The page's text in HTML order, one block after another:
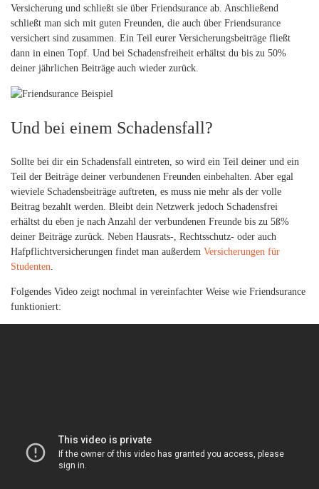
Versicherung und schließt sie über Friendsurance ab. Anschließend
schließt man sich mit guten Freunden, die auch über Friendsurance
versichert sind zusammen. Ein Teil eurer Versicherungsbeiträge fließt
dann in einen Topf. Und bei Schadensfreiheit erhältst du bis zu 50%
deiner jährlichen Beiträge auch wieder zurück.
Und bei einem Schadensfall?
Sollte bei dir ein Schadensfall eintreten, so wird ein Teil deiner und ein
Teil der Beiträge deiner verbundenen Freunden einbehalten. Aber egal
wieviele Schadensbeiträge auftreten, es muss nie mehr als der volle
Beitrag bezahlt werden. Bleibt dein Netzwerk jedoch Schadensfrei
erhältst du eben je nach Anzahl der verbundenen Freunde bis zu 5ß%
deiner Beiträge zurück. Neben Hausrats-, Rechtsschutz- oder auch
Hafpflichtversicherungen findet man außerdem Versicherungen für
Studenten.
Folgendes Video zeigt nochmal in vereinfachter Weise wie Friendsurance
funktioniert: